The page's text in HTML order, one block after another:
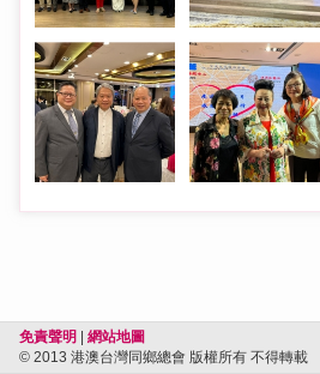
免責聲明
網站地圖
© 2013 港澳台灣同鄉總會 版權所有 不得轉載